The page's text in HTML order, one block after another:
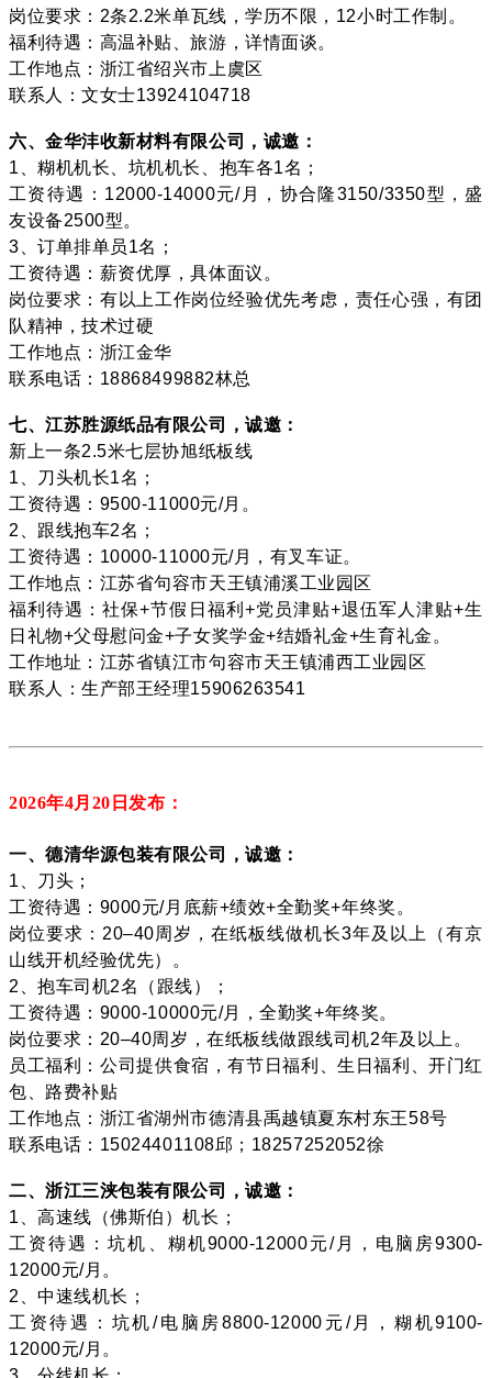
岗位要求：2条2.2米单瓦线，学历不限，12小时工作制。
福利待遇：高温补贴、旅游，详情面谈。
工作地点：浙江省绍兴市上虞区
联系人：文女士13924104718
六、金华沣收新材料有限公司，诚邀：
1、糊机机长、坑机机长、抱车各1名；
工资待遇：12000-14000元/月，协合隆3150/3350型，盛
友设备2500型。
3、订单排单员1名；
工资待遇：薪资优厚，具体面议。
岗位要求：有以上工作岗位经验优先考虑，责任心强，有团
队精神，技术过硬
工作地点：浙江金华
联系电话：18868499882林总
七、江苏胜源纸品有限公司，诚邀：
新上一条2.5米七层协旭纸板线
1、刀头机长1名；
工资待遇：9500-11000元/月。
2、跟线抱车2名；
工资待遇：10000-11000元/月，有叉车证。
工作地点：江苏省句容市天王镇浦溪工业园区
福利待遇：社保+节假日福利+党员津贴+退伍军人津贴+生
日礼物+父母慰问金+子女奖学金+结婚礼金+生育礼金。
工作地址：江苏省镇江市句容市天王镇浦西工业园区
联系人：生产部王经理15906263541
2026年4月20 日发布：
一、德清华源包装有限公司，诚邀：
1、刀头；
工资待遇：9000元/月底薪+绩效+全勤奖+年终奖。
岗位要求：20–40周岁，在纸板线做机长3年及以上（有京
山线开机经验优先）。
2、抱车司机2名（跟线）；
工资待遇：9000-10000元/月，全勤奖+年终奖。
岗位要求：20–40周岁，在纸板线做跟线司机2年及以上。
员工福利：公司提供食宿，有节日福利、生日福利、开门红
包、路费补贴
工作地点：浙江省湖州市德清县禹越镇夏东村东王58号
联系电话：15024401108邱；18257252052徐
二、浙江三浃包装有限公司，诚邀：
1、高速线（佛斯伯）机长；
工资待遇：坑机、糊机9000-12000元/月，电脑房9300-
12000元/月。
2、中速线机长；
工资待遇：坑机/电脑房8800-12000元/月，糊机9100-
12000元/月。